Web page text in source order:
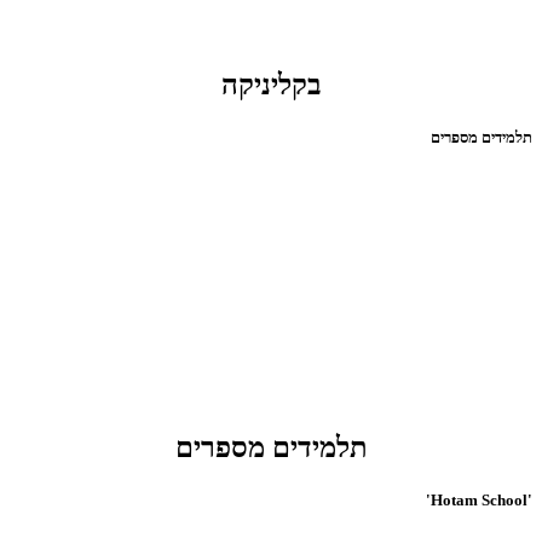
בקליניקה
תלמידים מספרים
תלמידים מספרים
'Hotam School'